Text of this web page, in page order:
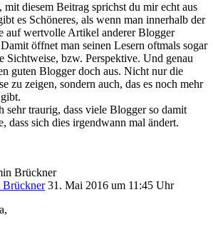
diesem Beitrag sprichst du mir echt aus
es Schöneres, als wenn man innerhalb der
auf wertvolle Artikel anderer Blogger
öffnet man seinen Lesern oftmals sogar
Sichtweise, bzw. Perspektive. Und genau
guten Blogger doch aus. Nicht nur die
zu zeigen, sondern auch, das es noch mehr
sehr traurig, dass viele Blogger so damit
dass sich dies irgendwann mal ändert.
Brückner 31. Mai 2016 um 11:45 Uhr